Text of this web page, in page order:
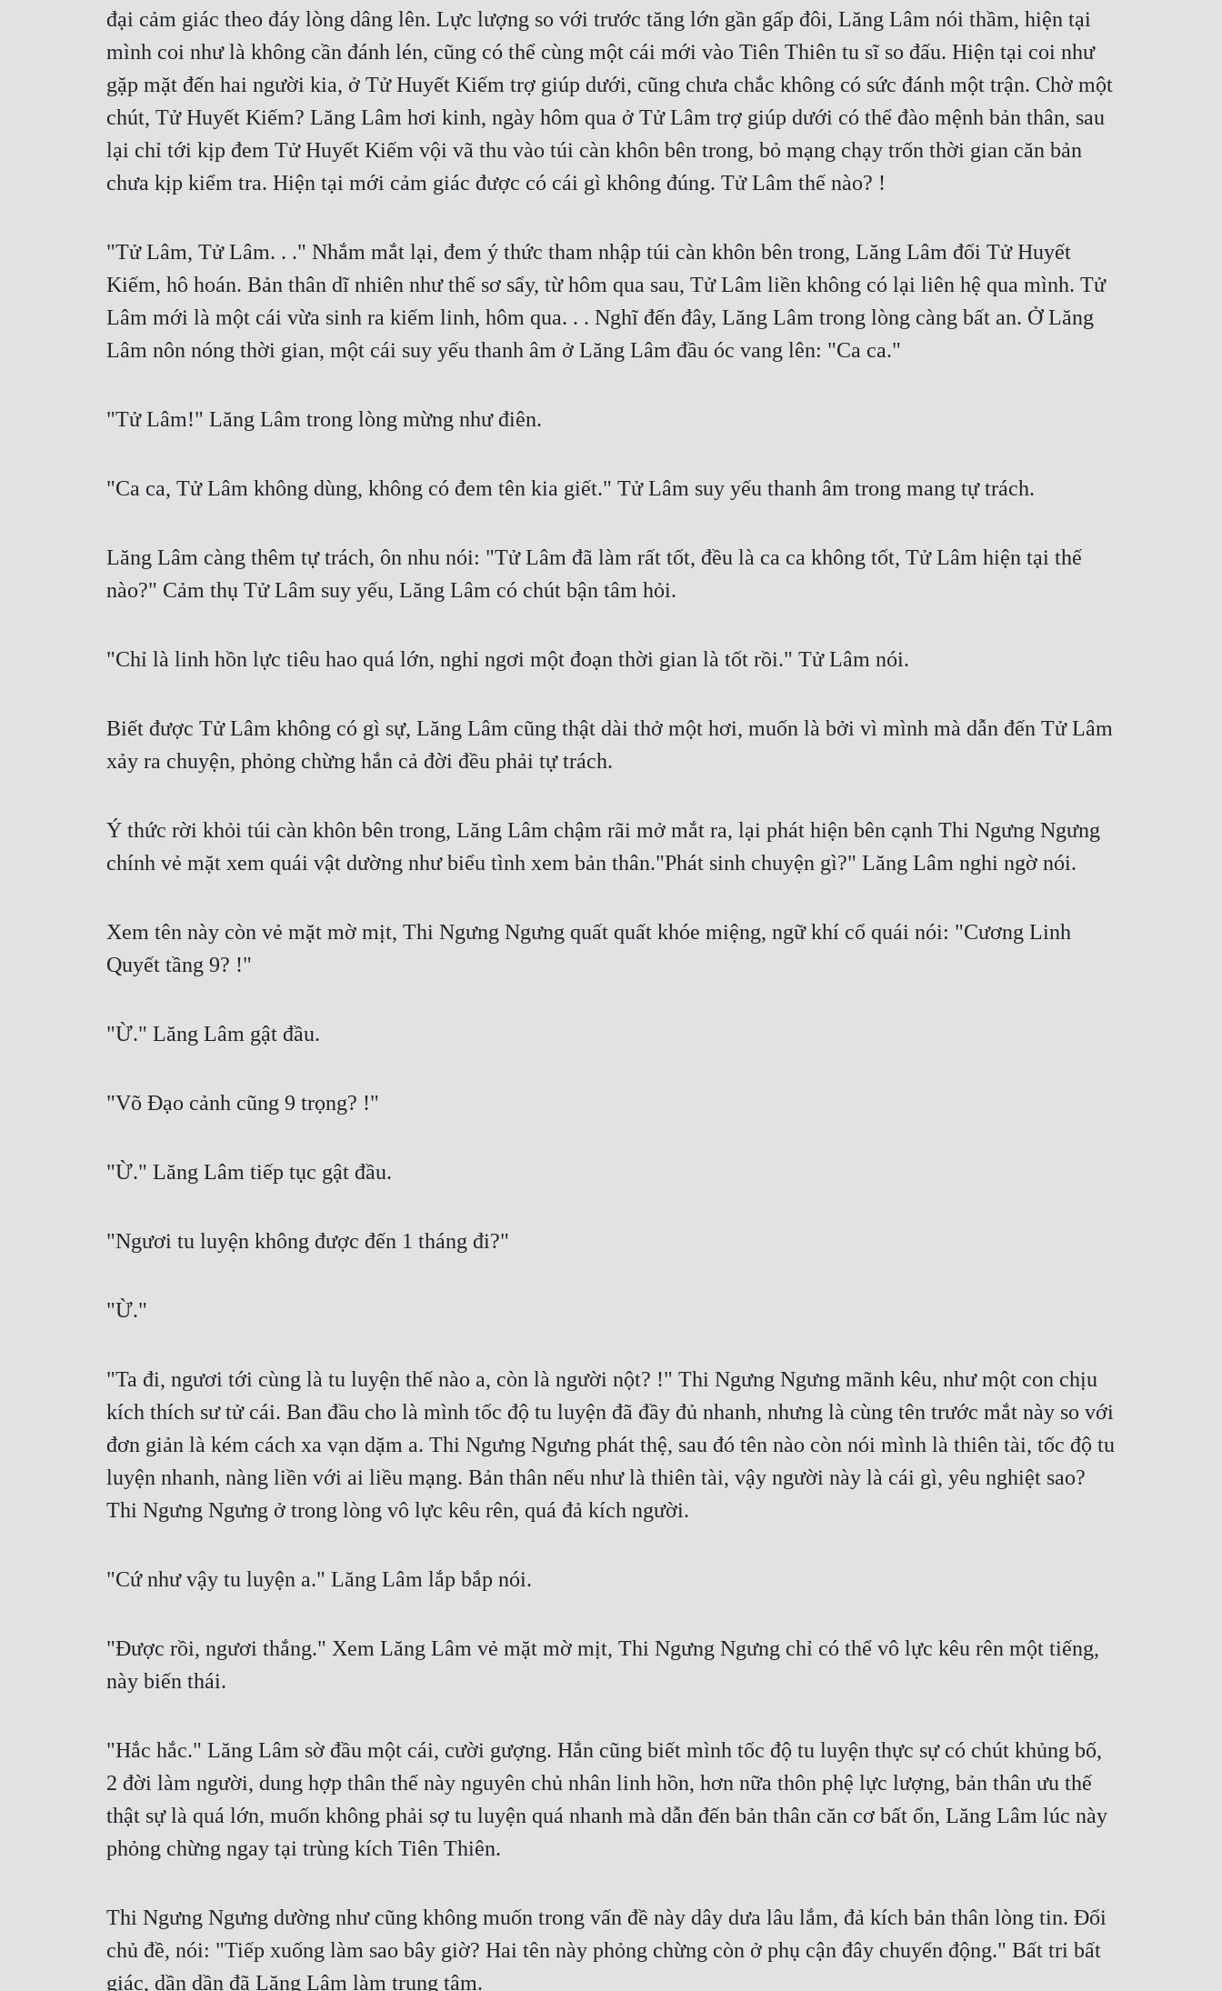
đại cảm giác theo đáy lòng dâng lên. Lực lượng so với trước tăng lớn gần gấp đôi, Lăng Lâm nói thầm, hiện tại
mình coi như là không cần đánh lén, cũng có thể cùng một cái mới vào Tiên Thiên tu sĩ so đấu. Hiện tại coi như
gặp mặt đến hai người kia, ở Tử Huyết Kiếm trợ giúp dưới, cũng chưa chắc không có sức đánh một trận. Chờ một
chút, Tử Huyết Kiếm? Lăng Lâm hơi kinh, ngày hôm qua ở Tử Lâm trợ giúp dưới có thể đào mệnh bản thân, sau
lại chỉ tới kịp đem Tử Huyết Kiếm vội vã thu vào túi càn khôn bên trong, bỏ mạng chạy trốn thời gian căn bản
chưa kịp kiểm tra. Hiện tại mới cảm giác được có cái gì không đúng. Tử Lâm thế nào? !
"Tử Lâm, Tử Lâm. . ." Nhắm mắt lại, đem ý thức tham nhập túi càn khôn bên trong, Lăng Lâm đối Tử Huyết
Kiếm, hô hoán. Bản thân dĩ nhiên như thế sơ sẩy, từ hôm qua sau, Tử Lâm liền không có lại liên hệ qua mình. Tử
Lâm mới là một cái vừa sinh ra kiếm linh, hôm qua. . . Nghĩ đến đây, Lăng Lâm trong lòng càng bất an. Ở Lăng
Lâm nôn nóng thời gian, một cái suy yếu thanh âm ở Lăng Lâm đầu óc vang lên: "Ca ca."
"Tử Lâm!" Lăng Lâm trong lòng mừng như điên.
"Ca ca, Tử Lâm không dùng, không có đem tên kia giết." Tử Lâm suy yếu thanh âm trong mang tự trách.
Lăng Lâm càng thêm tự trách, ôn nhu nói: "Tử Lâm đã làm rất tốt, đều là ca ca không tốt, Tử Lâm hiện tại thế
nào?" Cảm thụ Tử Lâm suy yếu, Lăng Lâm có chút bận tâm hỏi.
"Chỉ là linh hồn lực tiêu hao quá lớn, nghỉ ngơi một đoạn thời gian là tốt rồi." Tử Lâm nói.
Biết được Tử Lâm không có gì sự, Lăng Lâm cũng thật dài thở một hơi, muốn là bởi vì mình mà dẫn đến Tử Lâm
xảy ra chuyện, phỏng chừng hắn cả đời đều phải tự trách.
Ý thức rời khỏi túi càn khôn bên trong, Lăng Lâm chậm rãi mở mắt ra, lại phát hiện bên cạnh Thi Ngưng Ngưng
chính vẻ mặt xem quái vật dường như biểu tình xem bản thân."Phát sinh chuyện gì?" Lăng Lâm nghi ngờ nói.
Xem tên này còn vẻ mặt mờ mịt, Thi Ngưng Ngưng quất quất khóe miệng, ngữ khí cổ quái nói: "Cương Linh
Quyết tầng 9? !"
"Ừ." Lăng Lâm gật đầu.
"Võ Đạo cảnh cũng 9 trọng? !"
"Ừ." Lăng Lâm tiếp tục gật đầu.
"Ngươi tu luyện không được đến 1 tháng đi?"
"Ừ."
"Ta đi, ngươi tới cùng là tu luyện thế nào a, còn là người nột? !" Thi Ngưng Ngưng mãnh kêu, như một con chịu
kích thích sư tử cái. Ban đầu cho là mình tốc độ tu luyện đã đầy đủ nhanh, nhưng là cùng tên trước mắt này so với
đơn giản là kém cách xa vạn dặm a. Thi Ngưng Ngưng phát thệ, sau đó tên nào còn nói mình là thiên tài, tốc độ tu
luyện nhanh, nàng liền với ai liều mạng. Bản thân nếu như là thiên tài, vậy người này là cái gì, yêu nghiệt sao?
Thi Ngưng Ngưng ở trong lòng vô lực kêu rên, quá đả kích người.
"Cứ như vậy tu luyện a." Lăng Lâm lắp bắp nói.
"Được rồi, ngươi thắng." Xem Lăng Lâm vẻ mặt mờ mịt, Thi Ngưng Ngưng chỉ có thể vô lực kêu rên một tiếng,
này biến thái.
"Hắc hắc." Lăng Lâm sờ đầu một cái, cười gượng. Hắn cũng biết mình tốc độ tu luyện thực sự có chút khủng bố,
2 đời làm người, dung hợp thân thể này nguyên chủ nhân linh hồn, hơn nữa thôn phệ lực lượng, bản thân ưu thế
thật sự là quá lớn, muốn không phải sợ tu luyện quá nhanh mà dẫn đến bản thân căn cơ bất ổn, Lăng Lâm lúc này
phỏng chừng ngay tại trùng kích Tiên Thiên.
Thi Ngưng Ngưng dường như cũng không muốn trong vấn đề này dây dưa lâu lắm, đả kích bản thân lòng tin. Đổi
chủ đề, nói: "Tiếp xuống làm sao bây giờ? Hai tên này phỏng chừng còn ở phụ cận đây chuyển động." Bất tri bất
giác, dần dần đã Lăng Lâm làm trung tâm.